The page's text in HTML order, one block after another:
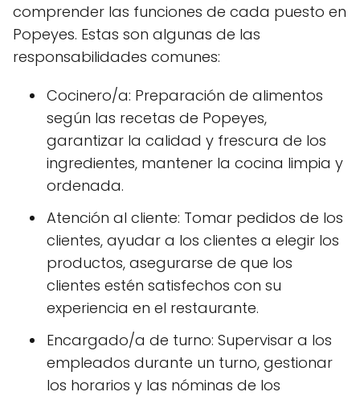
comprender las funciones de cada puesto en
Popeyes. Estas son algunas de las
responsabilidades comunes:
Cocinero/a: Preparación de alimentos
según las recetas de Popeyes,
garantizar la calidad y frescura de los
ingredientes, mantener la cocina limpia y
ordenada.
Atención al cliente: Tomar pedidos de los
clientes, ayudar a los clientes a elegir los
productos, asegurarse de que los
clientes estén satisfechos con su
experiencia en el restaurante.
Encargado/a de turno: Supervisar a los
empleados durante un turno, gestionar
los horarios y las nóminas de los